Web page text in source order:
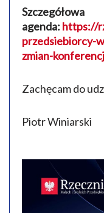
Szczegółowa
agenda: https://
przedsiebiorcy-
zmian-
Zachęcam do
Piotr Winiarski